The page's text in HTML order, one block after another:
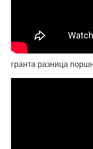
гранта разница